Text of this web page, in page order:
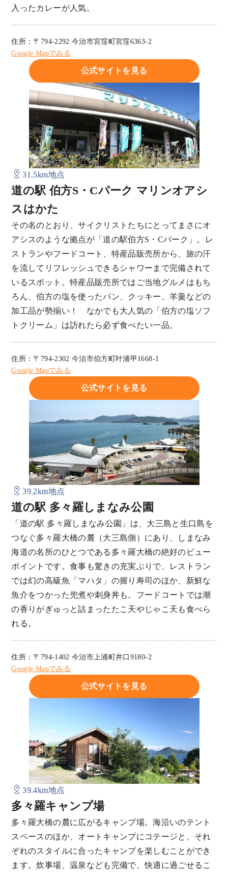
入ったカレーが人気。
住所：〒794-2292 今治市宮窪町宮窪6363-2
Google Mapでみる
公式サイトを見る
31.5km地点
道の駅 伯方S・Cパーク マリンオアシ
スはかた
その名のとおり、サイクリストたちにとってまさにオ
アシスのような拠点が「道の駅伯方S・Cパーク」。レ
ストランやフードコート、特産品販売所から、旅の汗
を流してリフレッシュできるシャワーまで完備されて
いるスポット。特産品販売所ではご当地グルメはもち
ろん、伯方の塩を使ったパン、クッキー、羊羹などの
加工品が勢揃い！ なかでも大人気の「伯方の塩ソフ
トクリーム」は訪れたら必ず食べたい一品。
住所：〒794-2302 今治市伯方町叶浦甲1668-1
Google Mapでみる
公式サイトを見る
39.2km地点
道の駅 多々羅しまなみ公園
「道の駅 多々羅しまなみ公園」は、大三島と生口島を
つなぐ多々羅大橋の麓（大三島側）にあり、しまなみ
海道の名所のひとつである多々羅大橋の絶好のビュー
ポイントです。食事も驚きの充実ぶりで、レストラン
では幻の高級魚「マハタ」の握り寿司のほか、新鮮な
魚介をつかった兜煮や刺身丼も。フードコートでは潮
の香りがぎゅっと詰まったたこ天やじゃこ天も食べら
れる。
住所：〒794-1402 今治市上浦町井口9180-2
Google Mapでみる
公式サイトを見る
39.4km地点
多々羅キャンプ場
多々羅大橋の麓に広がるキャンプ場。海沿いのテント
スペースのほか、オートキャンプにコテージと、それ
ぞれのスタイルに合ったキャンプを楽しむことができ
ます。炊事場、温泉なども完備で、快適に過ごせるこ